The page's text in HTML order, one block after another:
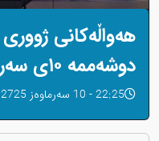
هەواڵەکانی
دوشەممە ١٠ی سەرماوەزی ١٤٠٤
22:25 - 10 سەرماوەز 2725